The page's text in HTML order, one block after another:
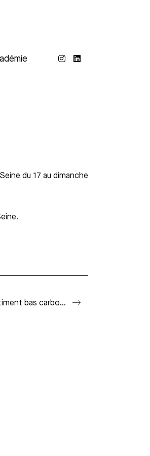
du 17 au dimanche
Pyramides d’argent FPI 2025 – Prix du bâtiment bas carbone